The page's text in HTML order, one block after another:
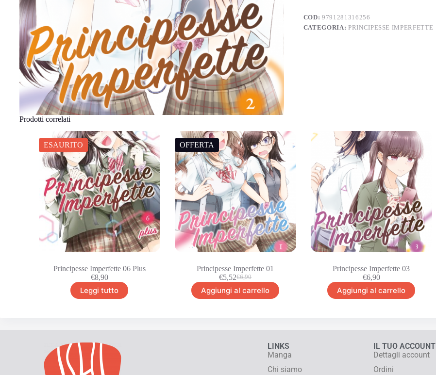
COD:9791281316256
CATEGORIA: PRINCIPESSE IMPERFETTE
Prodotti correlati
ESAURITO
Principesse Imperfette 06 Plus
€8,90
Leggi tutto
OFFERTA
Principesse Imperfette 01
€6,90
€5,52
Aggiungi al carrello
Principesse Imperfette 03
€6,90
Aggiungi al carrello
LINKS
Manga
Chi siamo
IL TUO ACCOUNT
Dettagli account
Ordini